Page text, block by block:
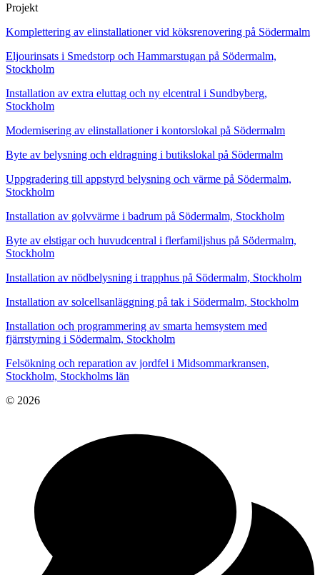
Projekt
Komplettering av elinstallationer vid köksrenovering på Södermalm
Eljourinsats i Smedstorp och Hammarstugan på Södermalm,
Stockholm
Installation av extra eluttag och ny elcentral i Sundbyberg,
Stockholm
Modernisering av elinstallationer i kontorslokal på Södermalm
Byte av belysning och eldragning i butikslokal på Södermalm
Uppgradering till appstyrd belysning och värme på Södermalm,
Stockholm
Installation av golvvärme i badrum på Södermalm, Stockholm
Byte av elstigar och huvudcentral i flerfamiljshus på Södermalm,
Stockholm
Installation av nödbelysning i trapphus på Södermalm, Stockholm
Installation av solcellsanläggning på tak i Södermalm, Stockholm
Installation och programmering av smarta hemsystem med
fjärrstyrning i Södermalm, Stockholm
Felsökning och reparation av jordfel i Midsommarkransen,
Stockholm, Stockholms län
© 2026